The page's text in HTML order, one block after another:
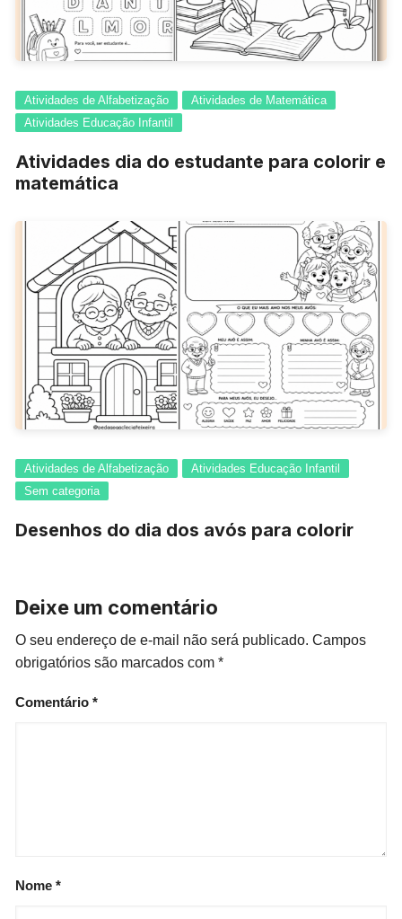
Atividades de Alfabetização
Atividades de Matemática
Atividades Educação Infantil
Atividades dia do estudante para colorir e
matemática
Atividades de Alfabetização
Atividades Educação Infantil
Sem categoria
Desenhos do dia dos avós para colorir
Deixe um comentário
O seu endereço de e-mail não será publicado. Campos
obrigatórios são marcados com*
Comentário*
Nome*